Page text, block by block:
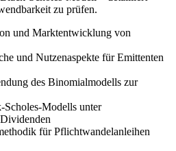
zu prüfen.
und Marktentwicklung von
und Nutzenaspekte für Emittenten
des Binomialmodells zur
Modells unter
für Pflichtwandelanleihen